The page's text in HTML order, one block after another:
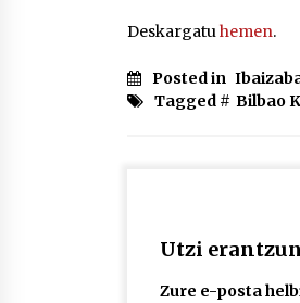
Deskargatuhemen.
Posted in
Tagged # Bilbao
Utzi
Zure e-posta